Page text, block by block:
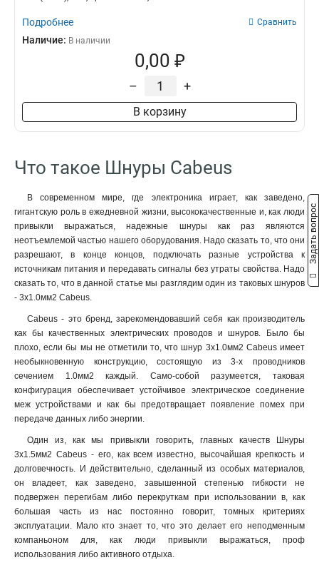
Подробнее Сравнить
Наличие: В наличии
0,00 ₽
– +
В корзину
Что такое Шнуры Cabeus
В современном мире, где электроника играет, как заведено,
гигантскую роль в ежедневной жизни, высококачественные и, как люди
привыкли выражаться, надежные шнуры как раз являются
неотъемлемой частью нашего оборудования. Надо сказать то, что они
разрешают, в конце концов, подключать разные устройства к
источникам питания и передавать сигналы без утраты свойства. Надо
сказать то, что в данной статье мы разглядим один из таковых шнуров
- 3x1.0мм2 Cabeus.
Cabeus - это бренд, зарекомендовавший себя как производитель
как бы качественных электрических проводов и шнуров. Было бы
плохо, если бы мы не отметили то, что шнур 3x1.0мм2 Cabeus имеет
необыкновенную конструкцию, состоящую из 3-х проводников
сечением 1.0мм2 каждый. Само-собой разумеется, таковая
конфигурация обеспечивает устойчивое электрическое соединение
меж устройствами и как бы предотвращает появление помех при
передаче данных либо энергии.
Один из, как мы привыкли говорить, главных качеств Шнуры
3x1.5мм2 Cabeus - его, как всем известно, высочайшая крепкость и
долговечность. И действительно, сделанный из особых материалов,
он владеет, как заведено, завышенной степенью гибкости не
подвержен перегибам либо перекруткам при использовании в, как
большая часть из нас постоянно говорит, томных критериях
эксплуатации. Мало кто знает то, что это делает его неподменным
компаньоном для, как люди привыкли выражаться, проф
использования либо активного отдыха.
Задать вопрос